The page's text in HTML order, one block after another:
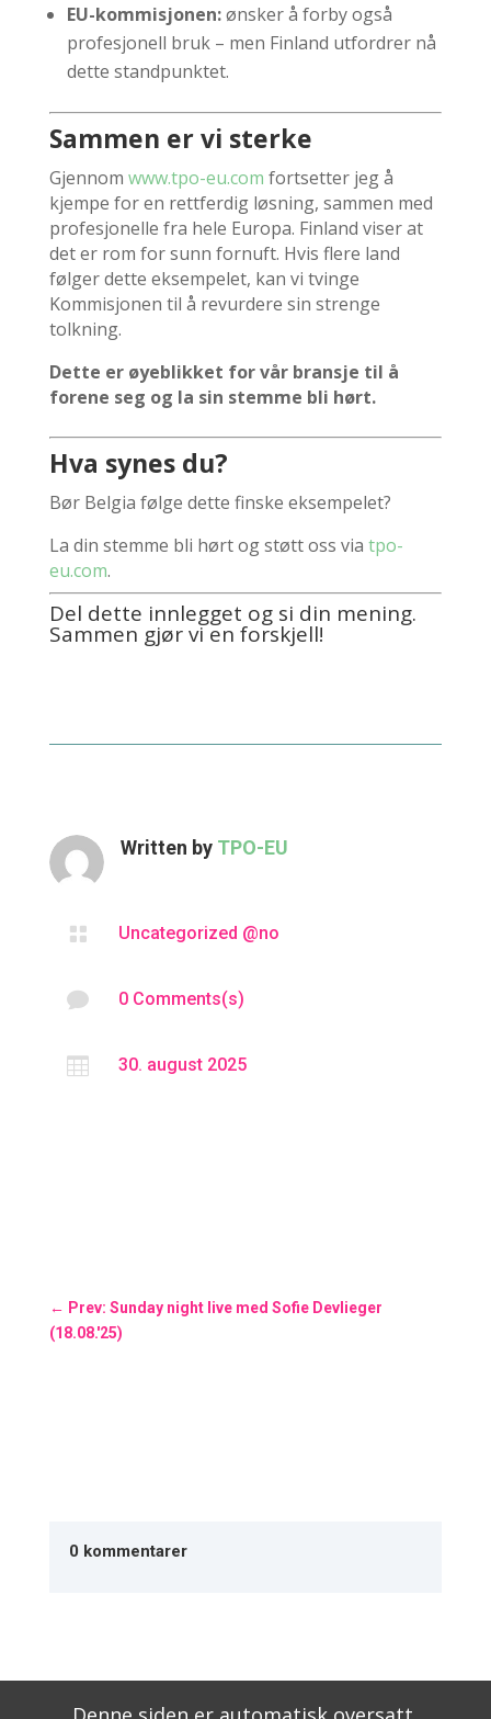
EU-kommisjonen:ønsker å forby også
profesjonell bruk – men Finland utfordrer nå
dette standpunktet.
Sammen er vi sterke
Gjennom www.tpo-eu.com fortsetter jeg å
kjempe for en rettferdig løsning, sammen med
profesjonelle fra hele Europa. Finland viser at
det er rom for sunn fornuft. Hvis flere land
følger dette eksempelet, kan vi tvinge
Kommisjonen til å revurdere sin strenge
tolkning.
Dette er øyeblikket for vår bransje til å
forene seg og la sin stemme bli hørt.
Hva synes du?
Bør Belgia følge dette finske eksempelet?
La din stemme bli hørt og støtt oss via tpo-
eu.com.
Del dette innlegget og si din mening.
Sammen gjør vi en forskjell!
Written by TPO-EU
 Uncategorized @no
 0 Comments(s)
 30. august 2025
← Prev: Sunday night live med Sofie Devlieger
(18.08.'25)
0 kommentarer